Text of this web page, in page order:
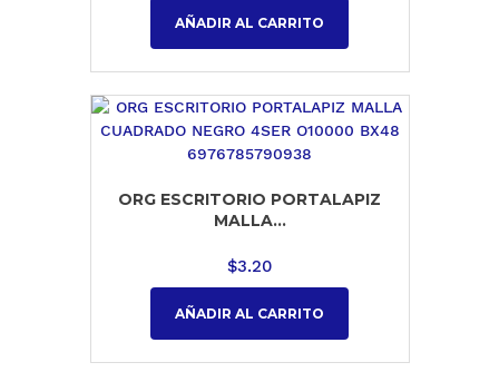
AÑADIR AL CARRITO
ORG ESCRITORIO PORTALAPIZ
MALLA...
$3.20
AÑADIR AL CARRITO